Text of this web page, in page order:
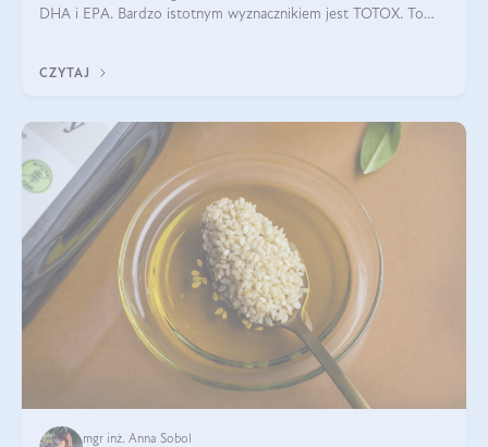
DHA i EPA. Bardzo istotnym wyznacznikiem jest TOTOX. To
CZYTAJ
mgr inż. Anna Sobol